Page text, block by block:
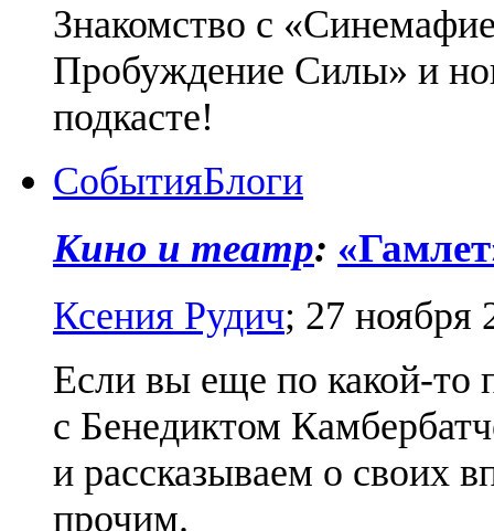
Знакомство с
Пробуждение Силы» и
подкасте!
СобытияБлоги
Кино и театр:
Ксения Рудич; 27 ноября
Если вы еще по какой-то
с Бенедиктом
и рассказываем о своих
прочим.